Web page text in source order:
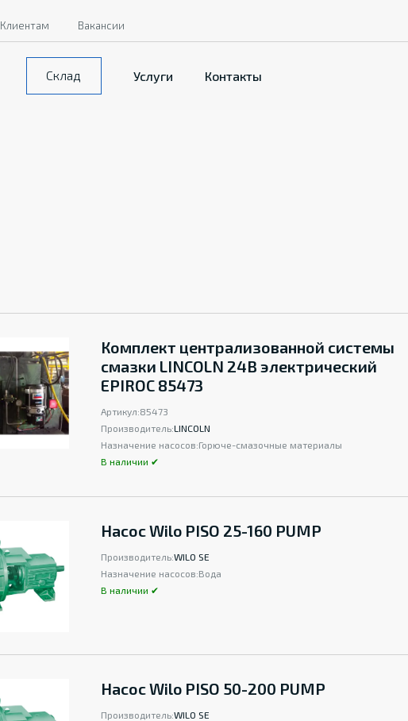
Склад Услуги Контакты
Клиентам Вакансии
Комплект централизованной системы
смазки LINCOLN 24В электрический
EPIROC 85473
Артикул:85473
Производитель:LINCOLN
Назначение насосов:Горюче-смазочные материалы
В наличии ✔
Насос Wilo PISO 25-160 PUMP
Производитель:WILO SE
Назначение насосов:Вода
В наличии ✔
Насос Wilo PISO 50-200 PUMP
Производитель:WILO SE